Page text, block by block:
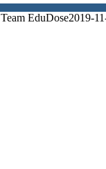
Team EduDose2019-